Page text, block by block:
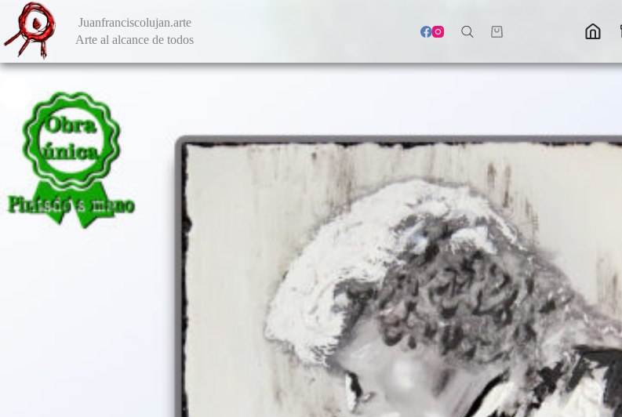
Saltar
contenido
Juanfranciscolujan.arte
Arte al alcance de todos
Carro
compra